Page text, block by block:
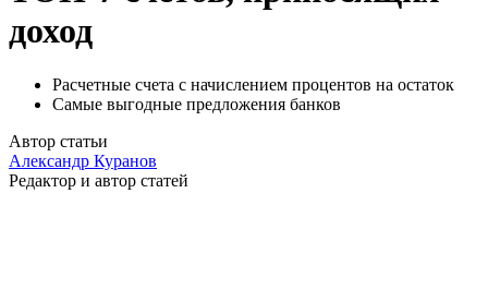
доход
Расчетные счета с начислением процентов на остаток
Самые выгодные предложения банков
Автор статьи
Александр Куранов
Редактор и автор статей